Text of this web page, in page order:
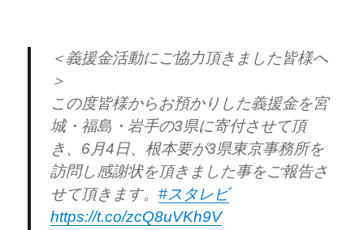
＜義援金活動にご協力頂きました皆様へ
＞
この度皆様からお預かりした義援金を宮
城・福島・岩手の3県に寄付させて頂
き、6月4日、根本要が3県東京事務所を
訪問し感謝状を頂きました事をご報告さ
せて頂きます。#スタレビ
https://t.co/zcQ8uVKh9V